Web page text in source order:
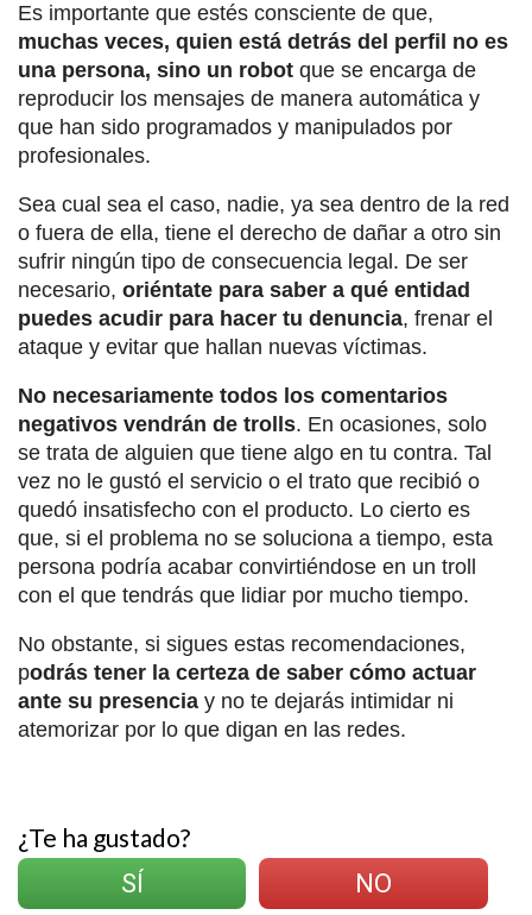
Es importante que estés consciente de que,
muchas veces, quien está detrás del perfil no es
una persona, sino un robot que se encarga de
reproducir los mensajes de manera automática y
que han sido programados y manipulados por
profesionales.
Sea cual sea el caso, nadie, ya sea dentro de la red
o fuera de ella, tiene el derecho de dañar a otro sin
sufrir ningún tipo de consecuencia legal. De ser
necesario, oriéntate para saber a qué entidad
puedes acudir para hacer tu denuncia, frenar el
ataque y evitar que hallan nuevas víctimas.
No necesariamente todos los comentarios
negativos vendrán de trolls. En ocasiones, solo
se trata de alguien que tiene algo en tu contra. Tal
vez no le gustó el servicio o el trato que recibió o
quedó insatisfecho con el producto. Lo cierto es
que, si el problema no se soluciona a tiempo, esta
persona podría acabar convirtiéndose en un troll
con el que tendrás que lidiar por mucho tiempo.
No obstante, si sigues estas recomendaciones,
podrás tener la certeza de saber cómo actuar
ante su presencia y no te dejarás intimidar ni
atemorizar por lo que digan en las redes.
¿Te ha gustado?
SÍ
NO